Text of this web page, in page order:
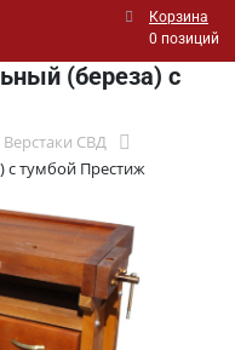
Корзина
0 позиций
(береза) с
Верстаки СВД
с тумбой Престиж